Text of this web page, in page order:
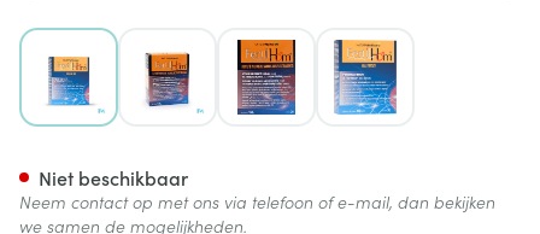
View larger imageView larger imageView larger imageView larger image
Niet beschikbaar
Neem contact op met ons via telefoon of e-mail, dan bekijken
we samen de mogelijkheden.